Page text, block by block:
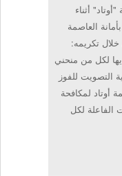
أثناء
العاصمة
تكريمه:
لكل من منحني
للفوز
أوتاد لمكافحة
الفاعلة لكل